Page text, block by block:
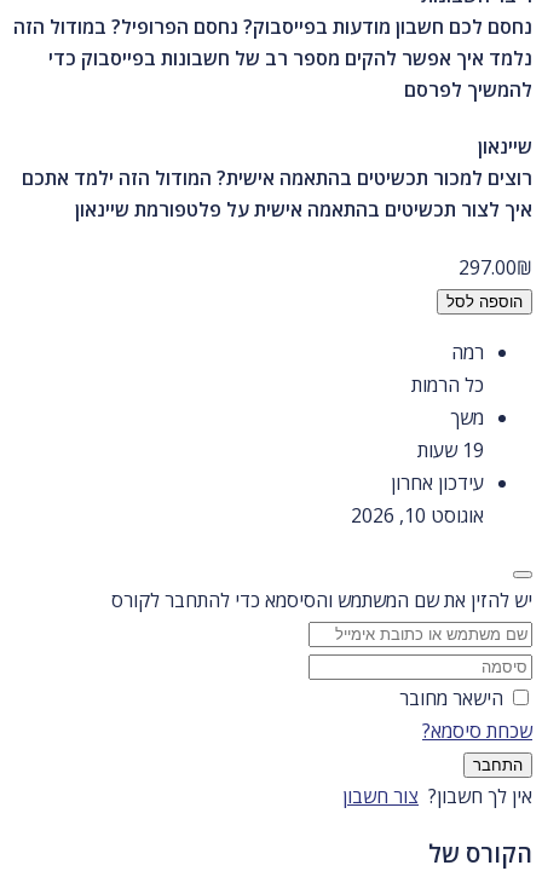
נחסם לכם חשבון מודעות בפייסבוק? נחסם הפרופיל? במודול הזה
נלמד איך אפשר להקים מספר רב של חשבונות בפייסבוק כדי
להמשיך לפרסם
שיינאון
רוצים למכור תכשיטים בהתאמה אישית? המודול הזה ילמד אתכם
איך לצור תכשיטים בהתאמה אישית על פלטפורמת שיינאון
297.00₪
הוספה לסל
רמה
כל הרמות
משך
19 שעות
עידכון אחרון
אוגוסט 10, 2026
יש להזין את שם המשתמש והסיסמא כדי להתחבר לקורס
הישאר מחובר
שכחת סיסמא?
התחבר
אין לך חשבון? צור חשבון
הקורס של